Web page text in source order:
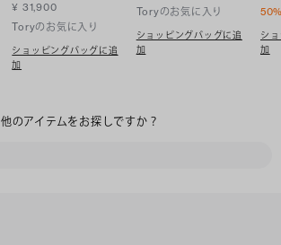
¥ 31,900
Toryのお気に入り
ショッピングバッグに追
加
Toryのお気に入り
ショッピングバッグに追
加
シ
加
他のアイテムをお探しですか？